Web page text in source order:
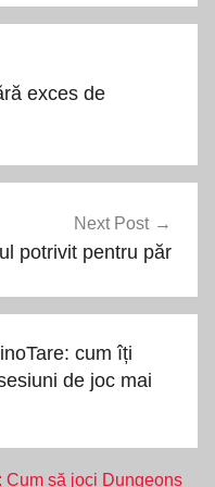
exces de
Next Post
potrivit pentru păr
cum îți
de joc mai
Cum să joci Dungeons